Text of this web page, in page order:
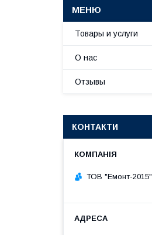
Товары и услуги
О нас
Отзывы
КОНТАКТИ
ТОВ "Емонт-2015"